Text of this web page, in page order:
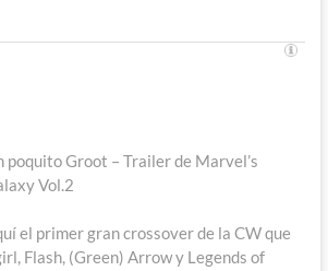
poquito Groot – Trailer de Marvel’s
Vol.2
el primer gran crossover de la CW que
Flash, (Green) Arrow y Legends of